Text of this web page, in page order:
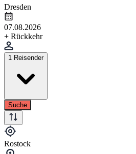
Dresden
07.08.2026
+ Rückkehr
1 Reisender
Suche
Rostock